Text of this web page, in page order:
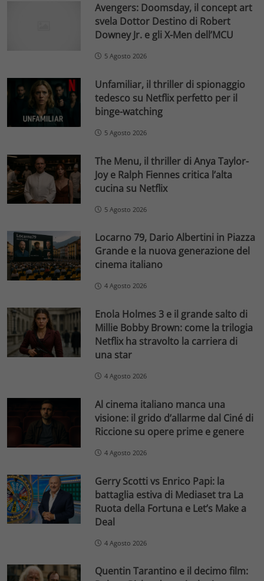
Avengers: Doomsday, il concept art
svela Dottor Destino di Robert
Downey Jr. e gli X-Men dell’MCU
5 Agosto 2026
Unfamiliar, il thriller di spionaggio
tedesco su Netflix perfetto per il
binge-watching
5 Agosto 2026
The Menu, il thriller di Anya Taylor-
Joy e Ralph Fiennes critica l’alta
cucina su Netflix
5 Agosto 2026
Locarno 79, Dario Albertini in Piazza
Grande e la nuova generazione del
cinema italiano
4 Agosto 2026
Enola Holmes 3 e il grande salto di
Millie Bobby Brown: come la trilogia
Netflix ha stravolto la carriera di
una star
4 Agosto 2026
Al cinema italiano manca una
visione: il grido d’allarme dal Ciné di
Riccione su opere prime e genere
4 Agosto 2026
Gerry Scotti vs Enrico Papi: la
battaglia estiva di Mediaset tra La
Ruota della Fortuna e Let’s Make a
Deal
4 Agosto 2026
Quentin Tarantino e il decimo film: